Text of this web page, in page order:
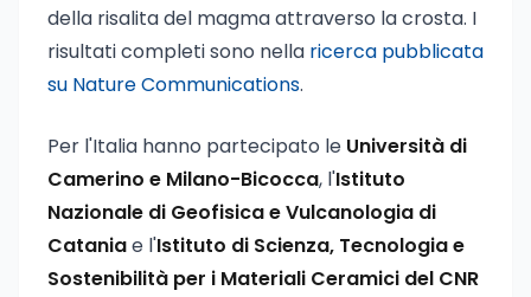
della risalita del magma attraverso la crosta. I
risultati completi sono nella ricerca pubblicata
su Nature Communications.
Per l'Italia hanno partecipato le Università di
Camerino e Milano-Bicocca, l'Istituto
Nazionale di Geofisica e Vulcanologia di
Cataniae l'Istituto di Scienza, Tecnologia e
Sostenibilità per i Materiali Ceramici del CNR